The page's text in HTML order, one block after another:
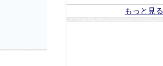
もっと見る